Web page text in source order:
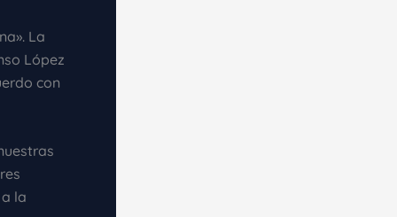
La
López
con
la